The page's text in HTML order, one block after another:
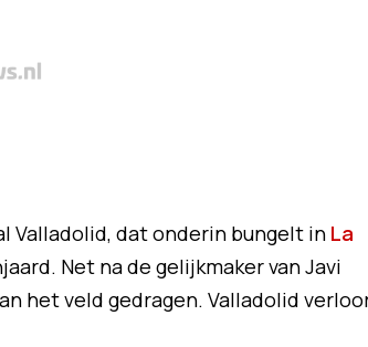
Valladolid, dat onderin bungelt in La
Net na de gelijkmaker van Javi
het veld gedragen. Valladolid